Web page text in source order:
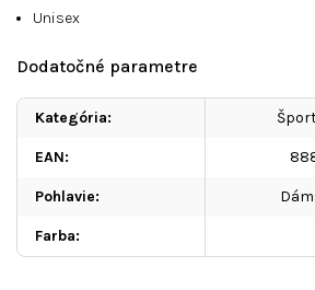
Unisex
Dodatočné parametre
Kategória:
EAN:
Pohlavie:
Farba: